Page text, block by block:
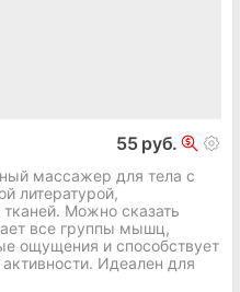
55 руб.
массажер для тела с
литературой,
Можно сказать
все группы мышц,
ощущения и способствует
Идеален для